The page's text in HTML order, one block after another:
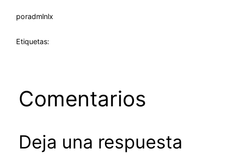
poradmlnlx
Etiquetas:
Comentarios
Deja una respuesta